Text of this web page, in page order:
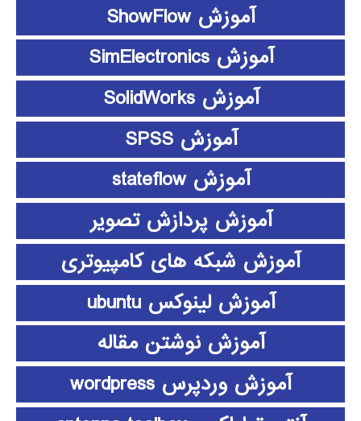
آموزش ShowFlow
آموزش SimElectronics
آموزش SolidWorks
آموزش SPSS
آموزش stateflow
آموزش پردازش تصویر
آموزش شبکه های کامپیوتری
آموزش لینوکس ubuntu
آموزش نوشتن مقاله
آموزش وردپرس wordpress